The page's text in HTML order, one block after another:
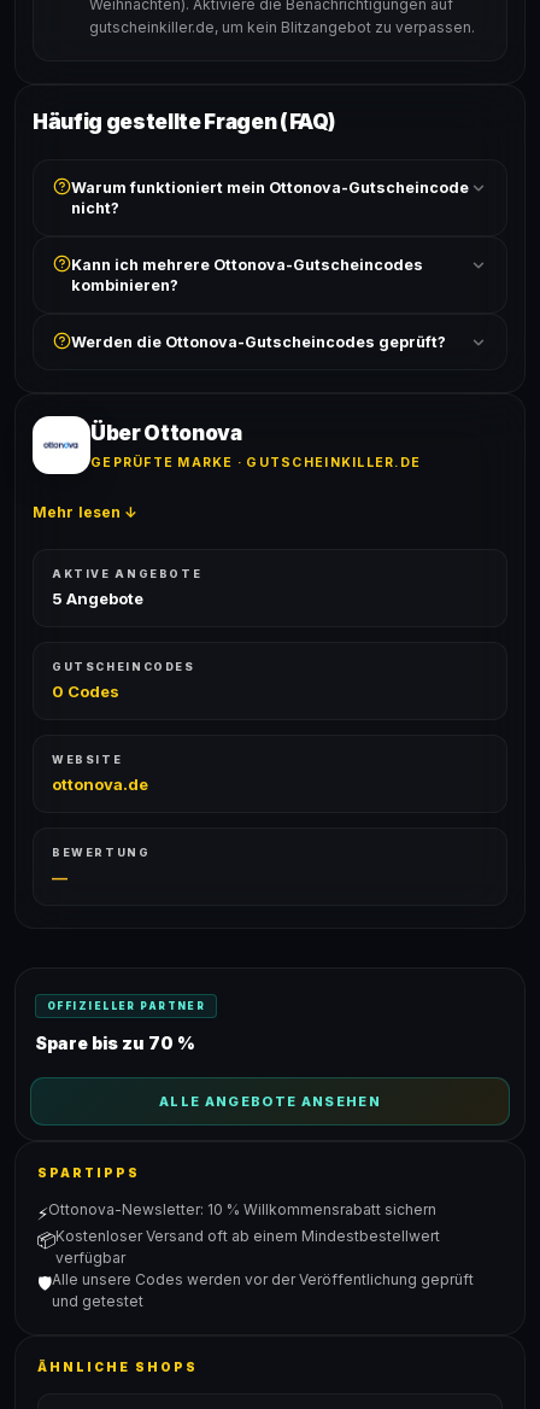
Weihnachten). Aktiviere die Benachrichtigungen auf
gutscheinkiller.de, um kein Blitzangebot zu verpassen.
Häufig gestellte Fragen (FAQ)
Warum funktioniert mein Ottonova-Gutscheincode
nicht?
ist und ob der Code nicht für bereits reduzierte Artikel
gilt. Alle Bedingungen findest du unter „Details".
Kann ich mehrere Ottonova-Gutscheincodes
kombinieren?
akzeptiert. Die Kombination mehrerer Codes ist meist
Werden die Ottonova-Gutscheincodes geprüft?
Erfolgsquote wird bei jedem Angebot angezeigt.
Über Ottonova
GEPRÜFTE MARKE · GUTSCHEINKILLER.DE
Mehr lesen ↓
AKTIVE ANGEBOTE
5 Angebote
GUTSCHEINCODES
0 Codes
WEBSITE
ottonova.de
BEWERTUNG
—
OFFIZIELLER PARTNER
Spare bis zu 70 %
ALLE ANGEBOTE ANSEHEN
SPARTIPPS
⚡Ottonova-Newsletter: 10 % Willkommensrabatt sichern
📦Kostenloser Versand oft ab einem Mindestbestellwert
verfügbar
🛡️Alle unsere Codes werden vor der Veröffentlichung geprüft
und getestet
ÄHNLICHE SHOPS